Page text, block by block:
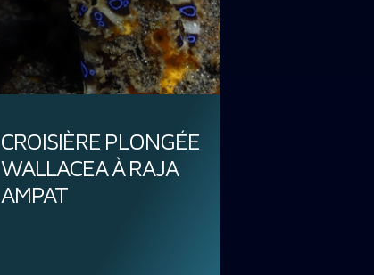
CROISIÈRE PLONGÉE
WALLACEA À RAJA
AMPAT